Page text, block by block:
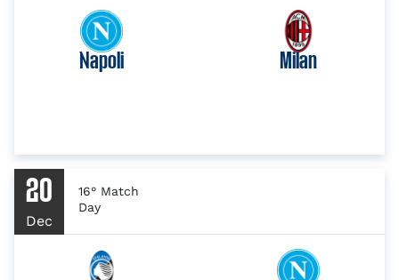
Napoli Milan
20
Dec
16° Match
Day